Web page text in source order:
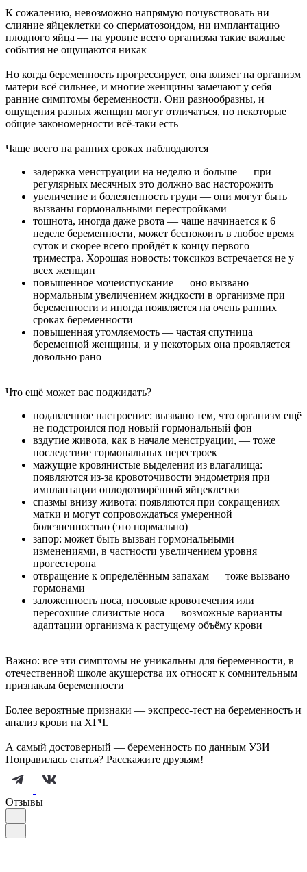
К сожалению, невозможно напрямую почувствовать ни
слияние яйцеклетки со сперматозоидом, ни имплантацию
плодного яйца — на уровне всего организма такие важные
события не ощущаются никак
Но когда беременность прогрессирует, она влияет на организм
матери всё сильнее, и многие женщины замечают у себя
ранние симптомы беременности. Они разнообразны, и
ощущения разных женщин могут отличаться, но некоторые
общие закономерности всё-таки есть
Чаще всего на ранних сроках наблюдаются
задержка менструации на неделю и больше — при
регулярных месячных это должно вас насторожить
увеличение и болезненность груди — они могут быть
вызваны гормональными перестройками
тошнота, иногда даже рвота — чаще начинается к 6
неделе беременности, может беспокоить в любое время
суток и скорее всего пройдёт к концу первого
триместра. Хорошая новость: токсикоз встречается не у
всех женщин
повышенное мочеиспускание — оно вызвано
нормальным увеличением жидкости в организме при
беременности и иногда появляется на очень ранних
сроках беременности
повышенная утомляемость — частая спутница
беременной женщины, и у некоторых она проявляется
довольно рано
Что ещё может вас поджидать?
подавленное настроение: вызвано тем, что организм ещё
не подстроился под новый гормональный фон
вздутие живота, как в начале менструации, — тоже
последствие гормональных перестроек
мажущие кровянистые выделения из влагалища:
появляются из-за кровоточивости эндометрия при
имплантации оплодотворённой яйцеклетки
спазмы внизу живота: появляются при сокращениях
матки и могут сопровождаться умеренной
болезненностью (это нормально)
запор: может быть вызван гормональными
изменениями, в частности увеличением уровня
прогестерона
отвращение к определённым запахам — тоже вызвано
гормонами
заложенность носа, носовые кровотечения или
пересохшие слизистые носа — возможные варианты
адаптации организма к растущему объёму крови
Важно: все эти симптомы не уникальны для беременности, в
отечественной школе акушерства их относят к сомнительным
признакам беременности
Более вероятные признаки — экспресс-тест на беременность и
анализ крови на ХГЧ.
А самый достоверный — беременность по данным УЗИ
Понравилась статья? Расскажите друзьям!
Отзывы